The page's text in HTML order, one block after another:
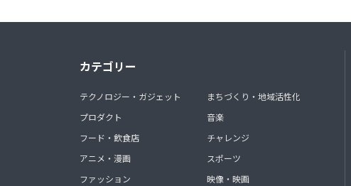
カテゴリー
テクノロジー・ガジェット
プロダクト
フード・飲食店
アニメ・漫画
ファッション
まちづくり・地域活性化
音楽
チャレンジ
スポーツ
映像・映画